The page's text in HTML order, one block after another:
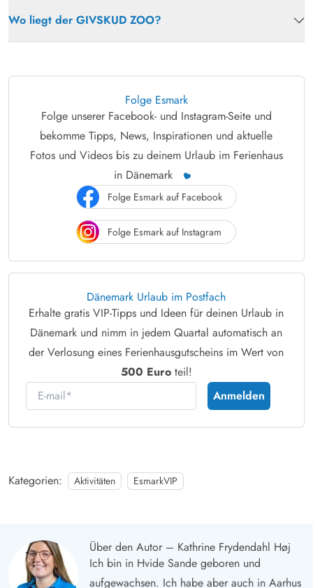
Wo liegt der GIVSKUD ZOO?
Folge Esmark
Folge unserer Facebook- und Instagram-Seite und
bekomme Tipps, News, Inspirationen und aktuelle
Fotos und Videos bis zu deinem Urlaub im Ferienhaus
in Dänemark
Folge Esmark auf Facebook
Folge Esmark auf Instagram
Dänemark Urlaub im Postfach
Erhalte gratis VIP-Tipps und Ideen für deinen Urlaub in
Dänemark und nimm in jedem Quartal automatisch an
der Verlosung eines Ferienhausgutscheins im Wert von
500 Euroteil!
E-mail
Anmelden
Kategorien: Aktivitäten EsmarkVIP
Über den Autor – Kathrine Frydendahl Høj
Ich bin in Hvide Sande geboren und
aufgewachsen. Ich habe aber auch in Aarhus